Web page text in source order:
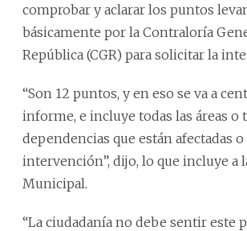
comprobar y aclarar los puntos
básicamente por la Contraloría
República (CGR) para solicitar la
“Son 12 puntos, y en eso se va a
informe, e incluye todas las áreas o
dependencias que están afectadas
intervención”, dijo, lo que incluye a
Municipal.
“La ciudadanía no debe sentir este